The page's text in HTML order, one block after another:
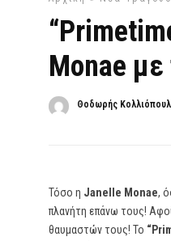
Monae με
Θοδωρής
Τόσο η Janelle Monae,
πλανήτη επάνω τους!
θαυμαστών τους! Το